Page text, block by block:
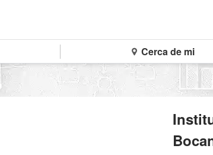
Cerca de mi